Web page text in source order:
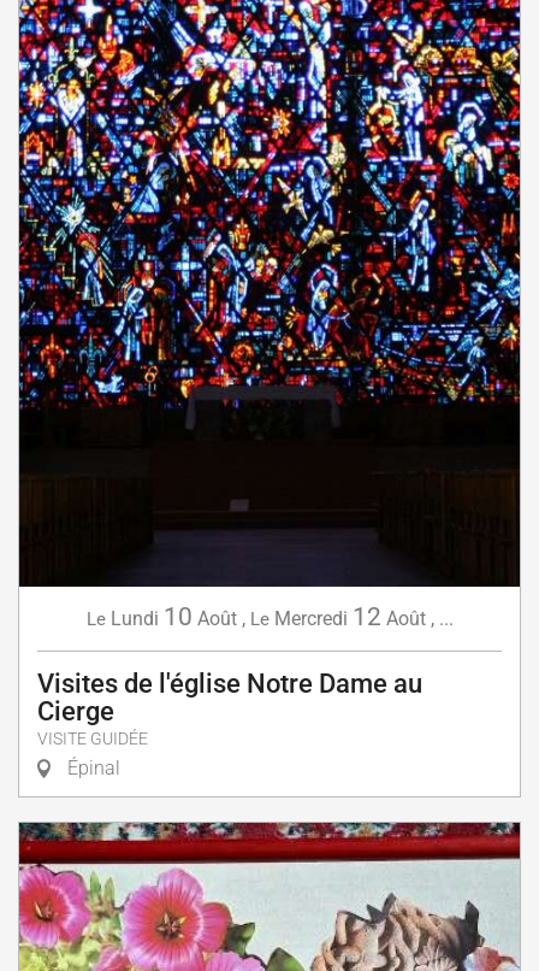
Le Lundi 10 Août, Le Mercredi 12 Août, ...
Visites de l'église Notre Dame au
Cierge
VISITE GUIDÉE
Épinal